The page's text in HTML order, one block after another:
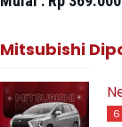
Mitsubishi
6